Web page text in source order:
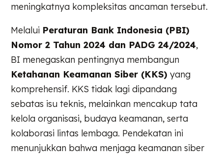
meningkatnya kompleksitas ancaman tersebut.
Melalui Peraturan Bank Indonesia (PBI)
Nomor 2 Tahun 2024 dan PADG 24/2024,
BI menegaskan pentingnya membangun
Ketahanan Keamanan Siber (KKS) yang
komprehensif. KKS tidak lagi dipandang
sebatas isu teknis, melainkan mencakup tata
kelola organisasi, budaya keamanan, serta
kolaborasi lintas lembaga. Pendekatan ini
menunjukkan bahwa menjaga keamanan siber